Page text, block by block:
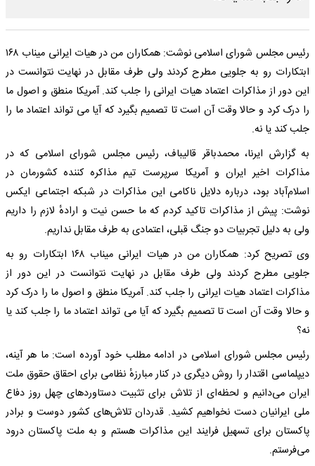
رئیس مجلس شورای اسلامی نوشت: همکاران من در هیات ایرانی میناب ۱۶۸
ابتکارات رو به جلویی مطرح کردند ولی طرف مقابل در نهایت نتوانست در
این دور از مذاکرات اعتماد هیات ایرانی را جلب کند. آمریکا منطق و اصول ما
را درک کرد و حالا وقت آن است تا تصمیم بگیرد که آیا می تواند اعتماد ما را
جلب کند یا نه.
به گزارش ایرنا، محمدباقر قالیباف، رئیس مجلس شورای اسلامی که در
مذاکرات اخیر ایران و آمریکا سرپرست تیم مذاکره کننده کشورمان در
اسلام‌آباد بود، درباره دلایل ناکامی این مذاکرات در شبکه اجتماعی ایکس
نوشت: پیش از مذاکرات تاکید کردم که ما حسن نیت و ارادهٔ لازم را داریم
ولی به دلیل تجربیات دو جنگ قبلی، اعتمادی به طرف مقابل نداریم.
وی تصریح کرد: همکاران من در هیات ایرانی میناب ۱۶۸ ابتکارات رو به
جلویی مطرح کردند ولی طرف مقابل در نهایت نتوانست در این دور از
مذاکرات اعتماد هیات ایرانی را جلب کند. آمریکا منطق و اصول ما را درک کرد
و حالا وقت آن است تا تصمیم بگیرد که آیا می تواند اعتماد ما را جلب کند یا
نه؟
رئیس مجلس شورای اسلامی در ادامه مطلب خود آورده است: ما هر آینه،
دیپلماسی اقتدار را روش دیگری در کنار مبارزهٔ نظامی برای احقاق حقوق ملت
ایران می‌دانیم و لحظه‌ای از تلاش برای تثبیت دستاوردهای چهل روز دفاع
ملی ایرانیان دست نخواهیم کشید. قدردان تلاش‌های کشور دوست و برادر
پاکستان برای تسهیل فرایند این مذاکرات هستم و به ملت پاکستان درود
می‌فرستم.